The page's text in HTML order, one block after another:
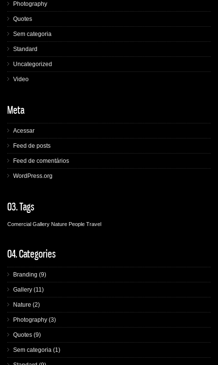
Photography
Quotes
Sem categoria
Standard
Uncategorized
Video
Meta
Acessar
Feed de posts
Feed de comentários
WordPress.org
03.Tags
Comercial Gallery Nature People Travel
04.Categories
Branding (9)
Gallery (11)
Nature (2)
Photography (3)
Quotes (9)
Sem categoria (1)